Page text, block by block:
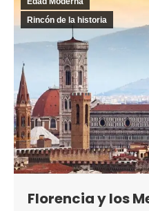
Rincón de la historia
Florencia y los